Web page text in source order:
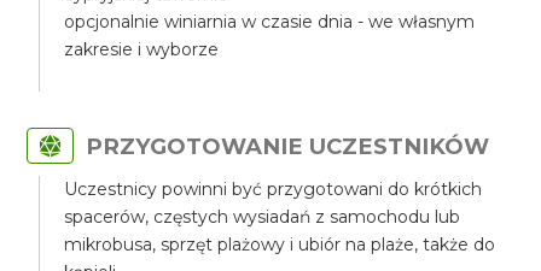
opcjonalnie winiarnia w czasie dnia - we własnym
zakresie i wyborze
PRZYGOTOWANIE UCZESTNIKÓW
Uczestnicy powinni być przygotowani do krótkich
spacerów, częstych wysiadań z samochodu lub
mikrobusa, sprzęt plażowy i ubiór na plaże, także do